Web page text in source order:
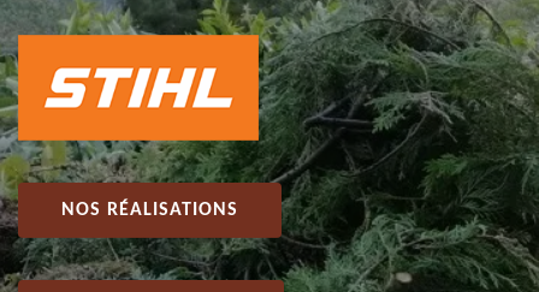
NOS RÉALISATIONS